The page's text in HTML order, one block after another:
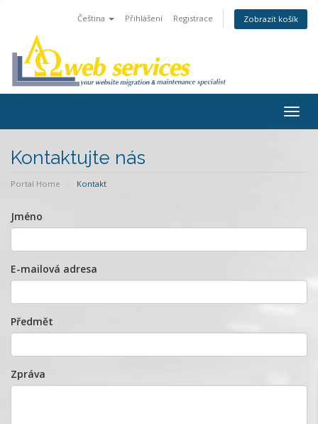
Čeština Přihlášení Registrace Zobrazit košík
Kontaktujte nás
Portal Home Kontakt
Jméno
E-mailová adresa
Předmět
Zpráva